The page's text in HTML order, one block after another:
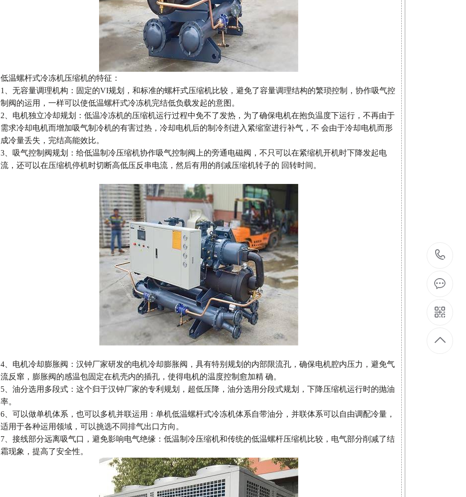
低温螺杆式冷冻机压缩机的特征：
1、无容量调理机构：固定的VI规划，和标准的螺杆式压缩机比较，避免了容量调理结构的繁琐控制，协作吸气控
制阀的运用，一样可以使低温螺杆式冷冻机完结低负载发起的意图。
2、电机独立冷却规划：低温冷冻机的压缩机运行过程中免不了发热，为了确保电机在抱负温度下运行，不再由于
需求冷却电机而增加吸气制冷机的有害过热，冷却电机后的制冷剂进入紧缩室进行补气，不 会由于冷却电机而形
成冷量丢失，完结高能效比。
3、吸气控制阀规划：给低温制冷压缩机协作吸气控制阀上的旁通电磁阀，不只可以在紧缩机开机时下降发起电
流，还可以在压缩机停机时切断高低压反串电流，然后有用的削减压缩机转子的 回转时间。
4、电机冷却膨胀阀：汉钟厂家研发的电机冷却膨胀阀，具有特别规划的内部限流孔，确保电机腔内压力，避免气
流反窜，膨胀阀的感温包固定在机壳内的插孔，使得电机的温度控制愈加精 确。
5、油分选用多段式：这个归于汉钟厂家的专利规划，超低压降，油分选用分段式规划，下降压缩机运行时的抛油
率。
6、可以做单机体系，也可以多机并联运用：单机低温螺杆式冷冻机体系自带油分，并联体系可以自由调配冷量，
适用于各种运用领域，可以挑选不同排气出口方向。
7、接线部分远离吸气口，避免影响电气绝缘：低温制冷压缩机和传统的低温螺杆压缩机比较，电气部分削减了结
霜现象，提高了安全性。